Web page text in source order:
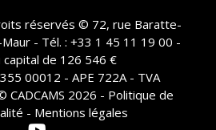
réservés © 72, rue Baratte-
- Tél. : +33 1 45 11 19 00 -
capital de 126 546 €
00012 - APE 722A - TVA
CADCAMS 2026 - Politique de
- Mentions légales